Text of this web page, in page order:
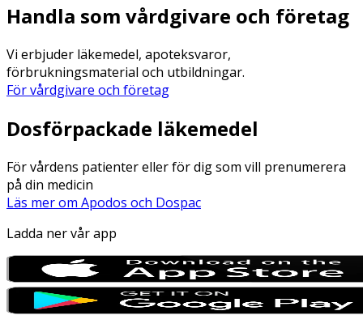
Handla som vårdgivare och företag
Vi erbjuder läkemedel, apoteksvaror,
förbrukningsmaterial och utbildningar.
För vårdgivare och företag
Dosförpackade läkemedel
För vårdens patienter eller för dig som vill prenumerera
på din medicin
Läs mer om Apodos och Dospac
Ladda ner vår app